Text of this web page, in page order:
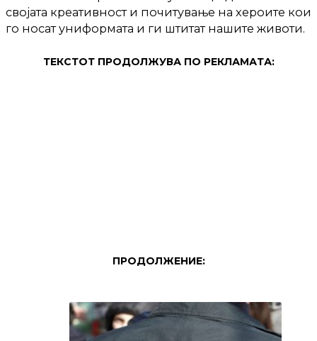
својата креативност и почитување на хероите кои
го носат униформата и ги штитат нашите животи.
ТЕКСТОТ ПРОДОЛЖУВА ПО РЕКЛАМАТА:
ПРОДОЛЖЕНИЕ: